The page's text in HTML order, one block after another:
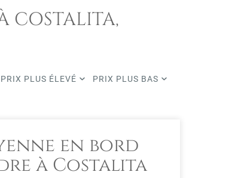
COSTALITA,
PRIX PLUS ÉLEVÉ PRIX PLUS BAS
en bord
à Costalita